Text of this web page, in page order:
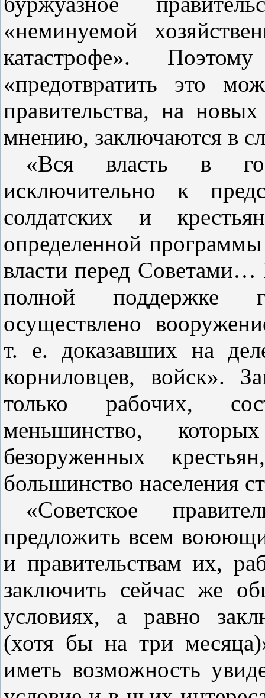
«неминуемой
катастрофе».
«предотвратить это
правительства, на
мнению, заключаются в
«Вся власть в
исключительно к
солдатских и
определенной
власти перед Советами…
полной поддержке
осуществлено
т. е. доказавших на
корниловцев, войск».
только рабочих,
меньшинство,
безоруженных
большинство населения
«Советское
предложить всем
и правительствам их,
заключить сейчас же
условиях, а равно
(хотя бы на три
иметь возможность